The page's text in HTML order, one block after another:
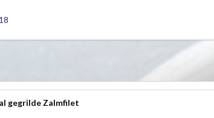
gegrilde Zalmfilet